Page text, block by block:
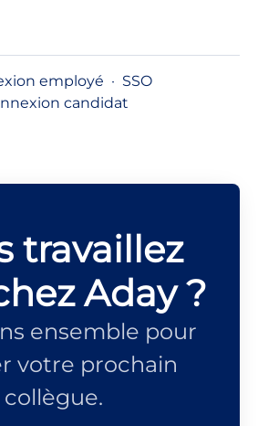
employé · SSO
candidat
travaillez
Aday ?
ensemble pour
votre prochain
collègue.